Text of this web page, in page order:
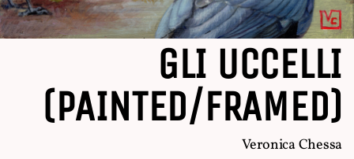
GLI UCCELLI
(PAINTED/FRAMED)
Veronica Chessa